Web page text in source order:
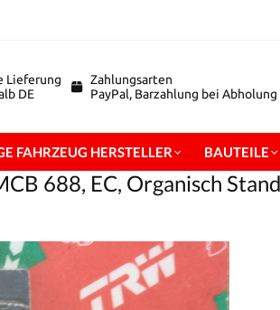
Lieferung
DE
Zahlungsarten
PayPal, Barzahlung bei Abholung
FAHRZEUG HERSTELLER BAUTEILE
688, EC, Organisch